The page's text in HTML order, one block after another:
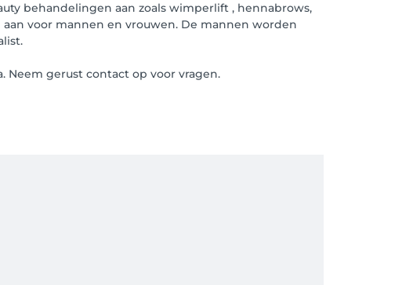
behandelingen aan zoals wimperlift , hennabrows,
voor mannen en vrouwen. De mannen worden
gerust contact op voor vragen.